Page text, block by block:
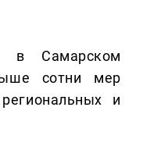
в Самарском
сотни мер
и